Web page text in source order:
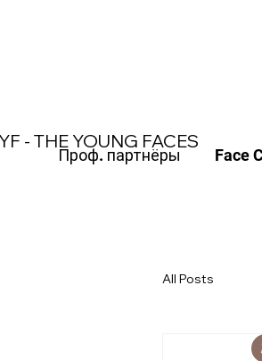
Face
Проф. партнёры
- THE YOUNG FACES
All Posts